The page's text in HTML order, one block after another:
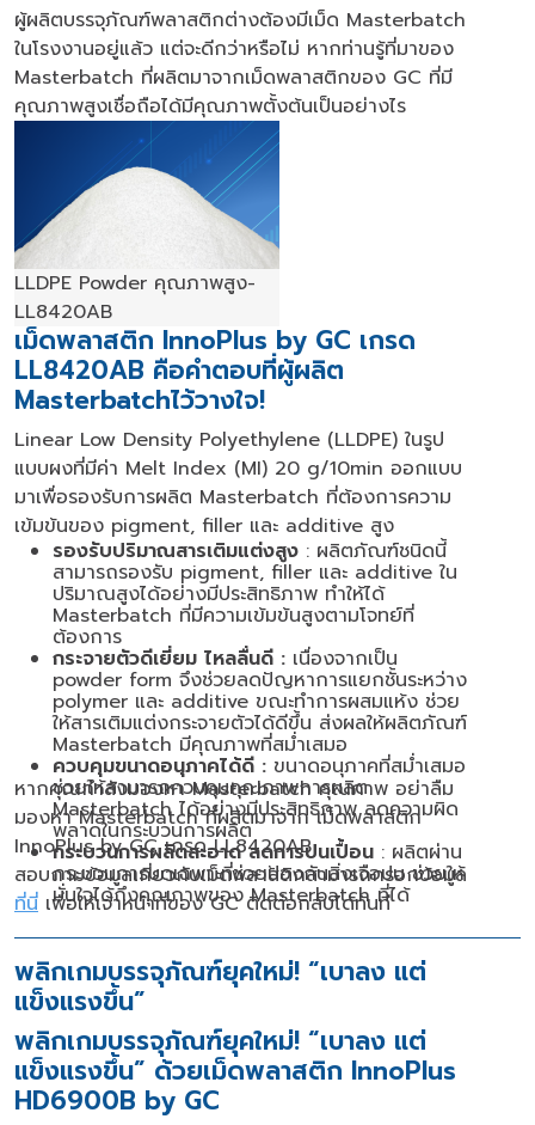
ผู้ผลิตบรรจุภัณฑ์พลาสติกต่างต้องมีเม็ด Masterbatch
ในโรงงานอยู่แล้ว แต่จะดีกว่าหรือไม่ หากท่านรู้ที่มาของ
Masterbatch ที่ผลิตมาจากเม็ดพลาสติกของ GC ที่มี
คุณภาพสูงเชื่อถือได้มีคุณภาพตั้งต้นเป็นอย่างไร
LLDPE Powder คุณภาพสูง-
LL8420AB
เม็ดพลาสติก InnoPlus by GC เกรด
LL8420AB คือคำตอบที่ผู้ผลิต
Masterbatchไว้วางใจ!​
Linear Low Density Polyethylene (LLDPE)ในรูป
แบบผงที่มีค่า Melt Index (MI) 20 g/10min ออกแบบ
มาเพื่อรองรับการผลิต Masterbatch ที่ต้องการความ
เข้มข้นของ pigment, filler และ additive สูง​
รองรับปริมาณสารเติมแต่งสูง : ผลิตภัณฑ์ชนิดนี้
สามารถรองรับ pigment, filler และ additiveใน
ปริมาณสูงได้อย่างมีประสิทธิภาพ ทำให้ได้
Masterbatch ที่มีความเข้มข้นสูงตามโจทย์ที่
ต้องการ​
กระจายตัวดีเยี่ยม ไหลลื่นดี : เนื่องจากเป็น
powder form จึงช่วยลดปัญหาการแยกชั้นระหว่าง
polymer และ additive ขณะทำการผสมแห้ง ช่วย
ให้สารเติมแต่งกระจายตัวได้ดีขึ้น ส่งผลให้ผลิตภัณฑ์
Masterbatch มีคุณภาพที่สม่ำเสมอ​
ควบคุมขนาดอนุภาคได้ดี : ขนาดอนุภาคที่สม่ำเสมอ
ช่วยให้สามารถควบคุมคุณภาพการผลิต
Masterbatchได้อย่างมีประสิทธิภาพ ลดความผิด
พลาดในกระบวนการผลิต​
กระบวนการผลิตสะอาด ลดการปนเปื้อน : ผลิตผ่าน
กระบวนการบดเฉพาะที่ช่วยป้องกันสิ่งเจือปน ช่วยให้
มั่นใจได้ถึงคุณภาพของMasterbatchที่ได้
หากคุณกำลังมองหาMasterbatchคุณภาพ อย่าลืม
มองหาMasterbatchที่ผลิตมาจาก เม็ดพลาสติก
InnoPlus by GCเกรดLL8420AB
สอบถามข้อมูลเกี่ยวกับเม็ดพลาสติกสามารถกรอกข้อมูล
ที่นี่ เพื่อให้เจ้าหน้าที่ของGCติดต่อกลับได้ทันที
พลิกเกมบรรจุภัณฑ์ยุคใหม่! “เบาลง แต่
แข็งแรงขึ้น”
พลิกเกมบรรจุภัณฑ์ยุคใหม่! “เบาลง แต่
แข็งแรงขึ้น” ด้วยเม็ดพลาสติก InnoPlus
HD6900B by GC